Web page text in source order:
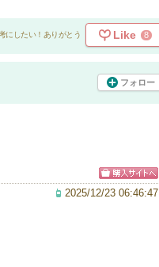
にしたい！ありがとう Like 8
フォロー
2025/12/23 06:46:47